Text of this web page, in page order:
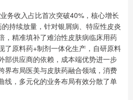
务收入占比首次突破40%，核心增长
持续放量，针对银屑病、特应性皮炎
，精准填补了难治性皮肤病临床用药
了原料药+制剂一体化生产，自研原料
部供应商的依赖，成本端优势进一步
界布局医美与皮肤药融合领域，消费
线，多元化的业务布局有效分散了单